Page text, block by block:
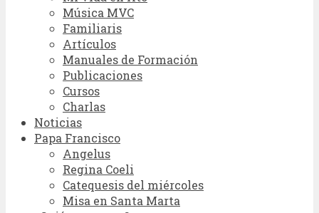
Música MVC
Familiaris
Artículos
Manuales de Formación
Publicaciones
Cursos
Charlas
Noticias
Papa Francisco
Angelus
Regina Coeli
Catequesis del miércoles
Misa en Santa Marta